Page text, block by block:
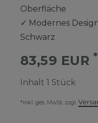
Oberfläche
✓ Modernes
Schwarz
83,59 EUR *
Inhalt 1 Stück
*inkl. ges. MwSt. zzgl.